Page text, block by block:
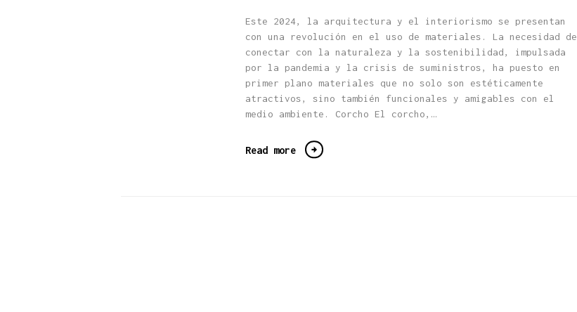
Este 2024, la arquitectura y el interiorismo se presentan
con una revolución en el uso de materiales. La necesidad de
conectar con la naturaleza y la sostenibilidad, impulsada
por la pandemia y la crisis de suministros, ha puesto en
primer plano materiales que no solo son estéticamente
atractivos, sino también funcionales y amigables con el
medio ambiente. Corcho El corcho,…
Read more